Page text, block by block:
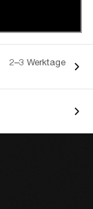
2–3 Werktage